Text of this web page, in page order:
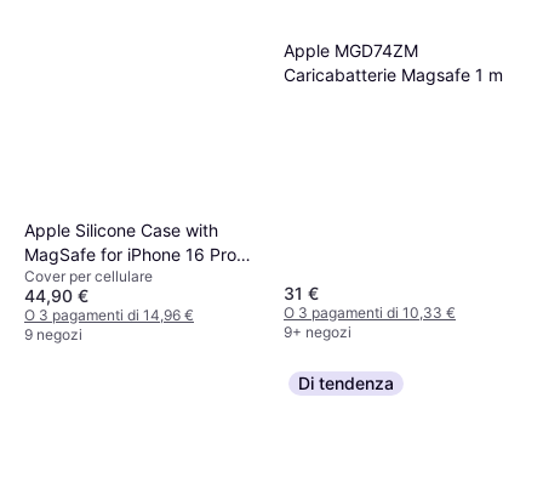
Apple Silicone Case with
MagSafe for iPhone 16 Pro
Max Black
Cover per cellulare
44,90 €
O 3 pagamenti di 14,96 €
9 negozi
Apple MGD74ZM
Caricabatterie Magsafe 1 m
31 €
O 3 pagamenti di 10,33 €
9+ negozi
Di tendenza